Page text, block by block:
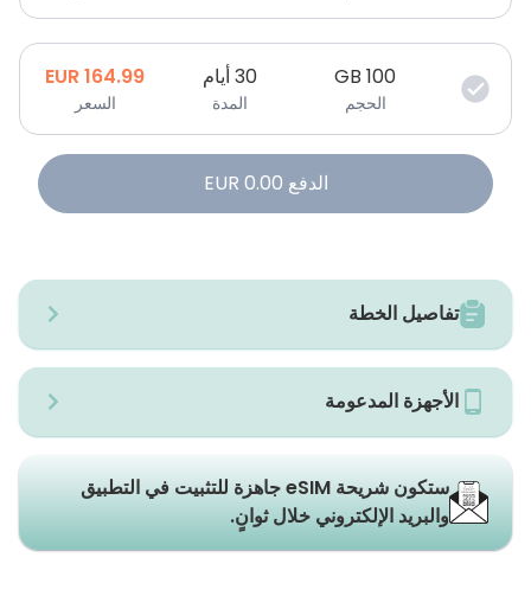
100
GB
الحجم
30 أيام
المدة
164.99
EUR
السعر
الدفع 0.00
EUR
تفاصيل الخطة
الأجهزة المدعومة
ستكون شريحة eSIM جاهزة للتثبيت في التطبيق
والبريد الإلكتروني خلال ثوانٍ.